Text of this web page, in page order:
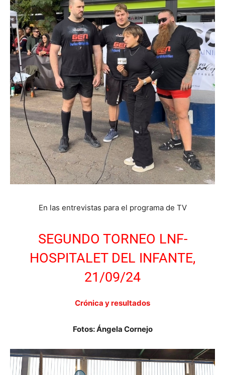
En las entrevistas para el programa de TV
SEGUNDO TORNEO LNF-
HOSPITALET DEL INFANTE,
21/09/24
Crónica y resultados
Fotos: Ángela Cornejo